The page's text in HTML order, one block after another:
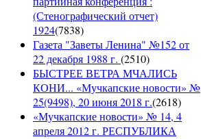
(Стенографический отчет)
1924(7838)
Газета "Заветы Ленина" №152 от
22 декабря 1988 г. (2510)
БЫСТРЕЕ ВЕТРА МЧАЛИСЬ
КОНИ... «Мучкапские новости» №
25(9498), 20 июня 2018 г.(2618)
«Мучкапские новости» № 14, 4
апреля 2012 г. РЕСПУБЛИКА